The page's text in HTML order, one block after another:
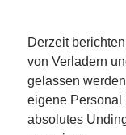
Derzeit
von Verladern
gelassen
eigene Personal
absolutes